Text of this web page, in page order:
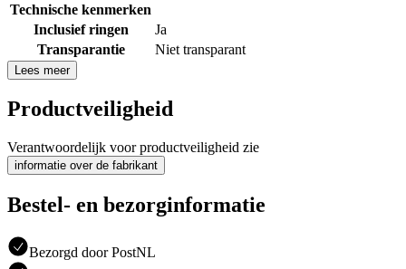
Technische kenmerken
Inclusief ringen
Ja
Transparantie
Niet transparant
Lees meer
Productveiligheid
Verantwoordelijk voor productveiligheid zie
informatie over de fabrikant
Bestel- en bezorginformatie
Bezorgd door PostNL